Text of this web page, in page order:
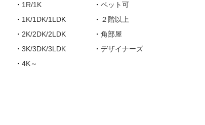
・ 1R/1K
・ 1K/1DK/1LDK
・ 2K/2DK/2LDK
・ 3K/3DK/3LDK
・ 4K～
・ ペット可
・ ２階以上
・ 角部屋
・ デザイナーズ